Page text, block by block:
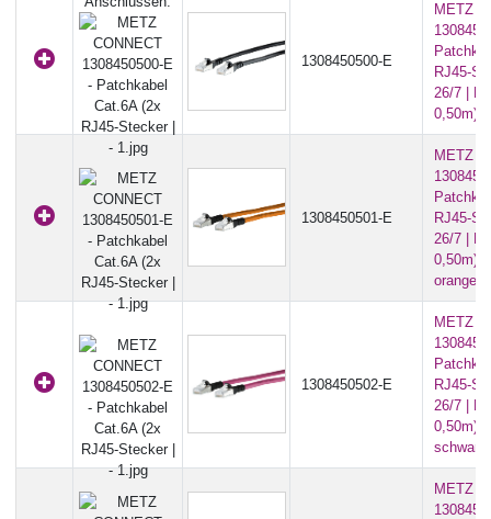
1308450500-E
METZ
RJ45-
26/7 |
0,50m) -
1308450501-E
METZ
RJ45-
26/7 |
0,50m) -
orange/
1308450502-E
METZ
RJ45-
26/7 |
0,50m)
schwarz
METZ